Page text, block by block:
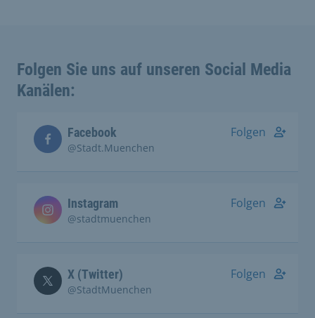
Folgen Sie uns auf unseren Social Media
Kanälen:
Facebook
@Stadt.Muenchen
Folgen
Instagram
@stadtmuenchen
Folgen
X (Twitter)
@StadtMuenchen
Folgen